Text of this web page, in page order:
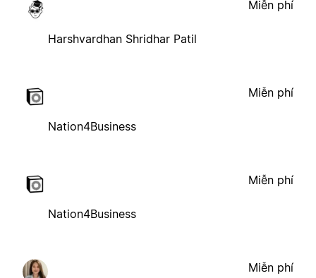
Harshvardhan Shridhar Patil
Miễn phí
Nation4Business
Miễn phí
Nation4Business
Miễn phí
Miễn phí